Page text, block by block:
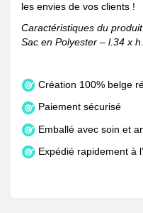
les envies de vos clients !
Caractéristiques du
Sac en Polyester – l.34 x
Création 100% belge
Paiement sécurisé
Emballé avec soin et
Expédié rapidement à